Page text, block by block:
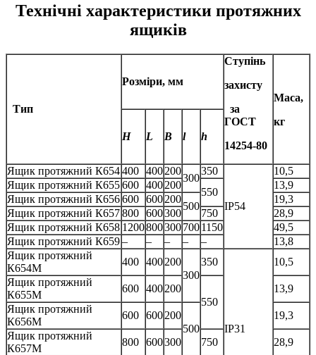
Технічні характеристики протяжних
ящиків
Тип
Розміри, мм
Ступінь
захисту
за
ГОСТ
14254-80
Маса,
кг
H
L B l h
Ящик протяжний К654400 400200
300
350
IP54
10,5
Ящик протяжний К655600 400200
550
13,9
Ящик протяжний К656600 600200
500
19,3
Ящик протяжний К657800 600300 750
28,9
Ящик протяжний К658 12008003007001150
49,5
Ящик протяжний К659– – – – –
13,8
Ящик протяжний
К654М
400 400200
300
350
IP31
10,5
Ящик протяжний
К655М
600 400200
550
13,9
Ящик протяжний
К656M
600 600200
500
19,3
Ящик протяжний
К657М
800 600300 750
28,9